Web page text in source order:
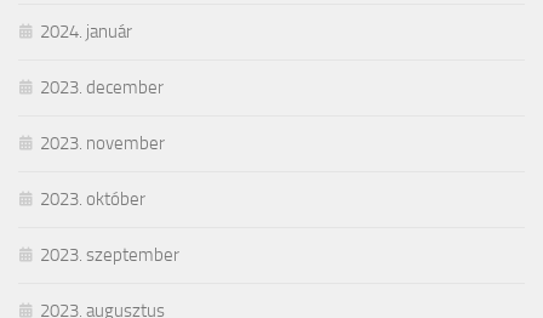
2024. január
2023. december
2023. november
2023. október
2023. szeptember
2023. augusztus